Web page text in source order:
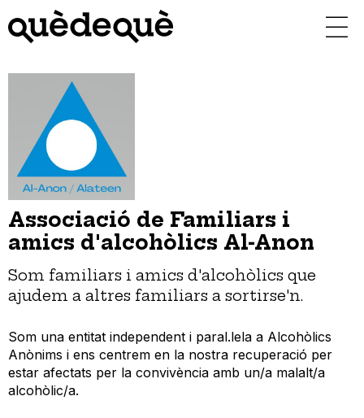
contingut
Associació de Familiars i
amics d'alcohòlics Al-Anon
Som familiars i amics d'alcohòlics que
ajudem a altres familiars a sortirse'n.
Som una entitat independent i paral.lela a Alcohòlics
Anònims i ens centrem en la nostra recuperació per
estar afectats per la convivència amb un/a malalt/a
alcohòlic/a.